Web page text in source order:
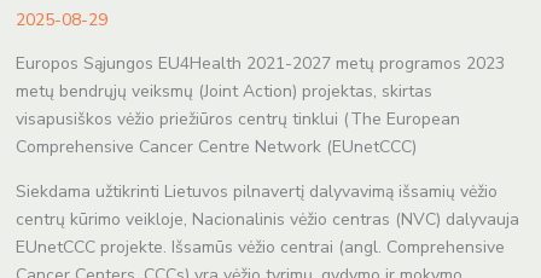
2025-08-29
Europos Sąjungos EU4Health 2021-2027 metų programos 2023
metų bendrųjų veiksmų (Joint Action) projektas, skirtas
visapusiškos vėžio priežiūros centrų tinklui (The European
Comprehensive Cancer Centre Network (EUnetCCC)
Siekdama užtikrinti Lietuvos pilnavertį dalyvavimą išsamių vėžio
centrų kūrimo veikloje, Nacionalinis vėžio centras (NVC) dalyvauja
EUnetCCC projekte. Išsamūs vėžio centrai (angl. Comprehensive